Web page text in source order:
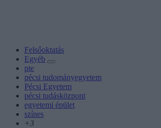
Felsőoktatás
Egyéb
pte
pécsi tudományegyetem
Pécsi Egyetem
pécsi tudásközpont
egyetemi épület
színes
+3